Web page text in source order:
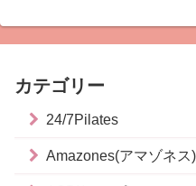
カテゴリー
24/7Pilates
Amazones(アマゾネス)